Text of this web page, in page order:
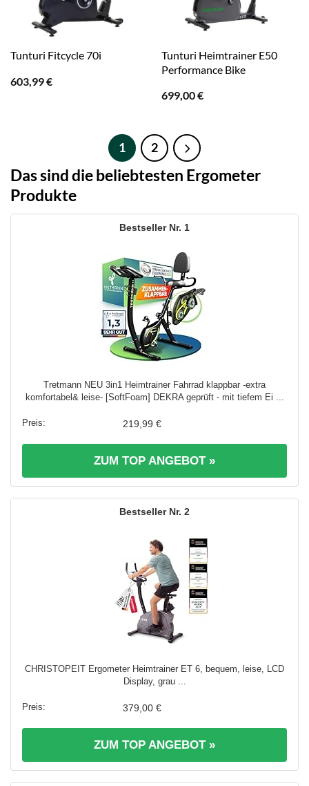
Tunturi Fitcycle 70i
603,99€
Tunturi Heimtrainer E50
Performance Bike
699,00€
1 2
Das sind die beliebtesten Ergometer
Produkte
1
Tretmann NEU 3in1 Heimtrainer Fahrrad klappbar -extra
komfortabel& leise- [SoftFoam] DEKRA geprüft - mit tiefem Ei ...
219,99 €
ZUM TOP ANGEBOT »
2
CHRISTOPEIT Ergometer Heimtrainer ET 6, bequem, leise, LCD
Display, grau ...
379,00 €
ZUM TOP ANGEBOT »